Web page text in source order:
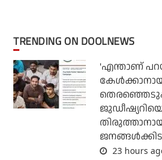
TRENDING ON DOOLNEWS
'എന്താണ്
23 hours